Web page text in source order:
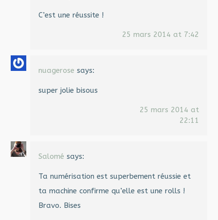
C’est une réussite !
25 mars 2014 at 7:42
nuagerose says:
super jolie bisous
25 mars 2014 at
22:11
Salomé says:
Ta numérisation est superbement réussie et
ta machine confirme qu’elle est une rolls !
Bravo. Bises